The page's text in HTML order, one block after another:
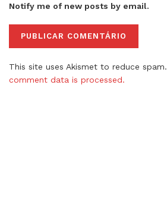
Notify me of new posts by email.
This site uses Akismet to reduce spam.
comment data is processed.